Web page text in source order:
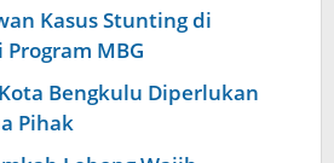
Kasus Stunting di
MBG
Bengkulu Diperlukan
Pihak